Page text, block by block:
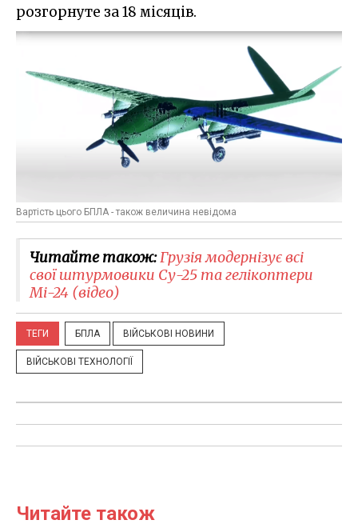
розгорнуте за 18 місяців.
Вартість цього БПЛА - також величина невідома
Читайте також:Грузія модернізує всі
свої штурмовики Су-25 та гелікоптери
Мі-24 (відео)
ТЕГИ БПЛА ВІЙСЬКОВІ НОВИНИ
ВІЙСЬКОВІ ТЕХНОЛОГІЇ
Читайте також